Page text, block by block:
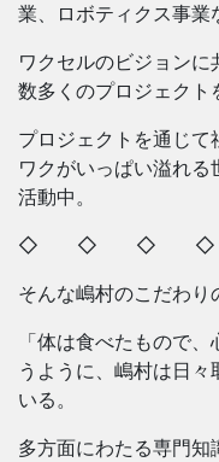
業、ロボティクス事業
ワクセルのビジョンに
数多くのプロジェクト
プロジェクトを通じて
ワクがいっぱい溢れ
活動中。
◇ ◇ ◇
そんな嶋村のこだわり
「体は食べたもので
うように、嶋村は日
いる。
多方面にわたる専門知